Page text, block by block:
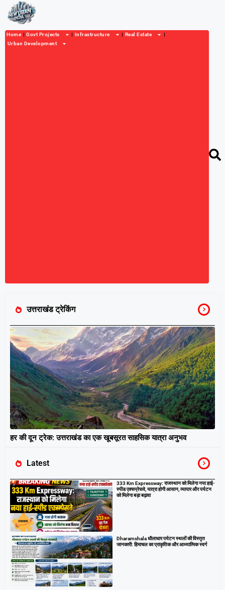
Home Govt Projects Infrastructure
Real Estate
Urban Development
उत्तराखंड ट्रेकिंग
हर की दून ट्रेक: उत्तराखंड का एक खूबसूरत साहसिक यात्रा अनुभव
Latest
333 Km Expressway: राजस्थान को मिलेगा नया हाई-
स्पीड एक्सप्रेसवे, यात्रा होगी आसान, व्यापार और पर्यटन
को मिलेगा बड़ा बढ़ावा
Dharamshala धौलाधार पर्यटन स्थलों की विस्तृत
जानकारी: हिमाचल का प्राकृतिक और आध्यात्मिक स्वर्ग